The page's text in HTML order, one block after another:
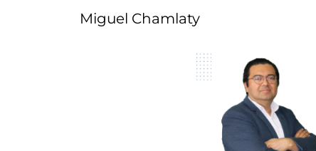
Miguel Chamlaty